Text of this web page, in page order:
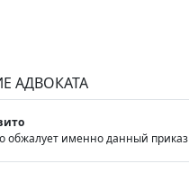
АДВОКАТА
обжалует именно данный приказ